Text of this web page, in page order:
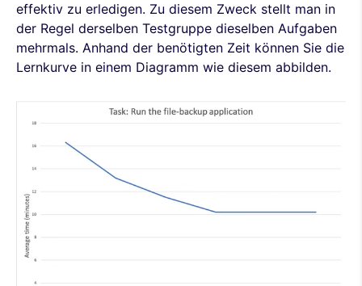
effektiv zu erledigen. Zu diesem Zweck stellt man in
der Regel derselben Testgruppe dieselben Aufgaben
mehrmals. Anhand der benötigten Zeit können Sie die
Lernkurve in einem Diagramm wie diesem abbilden.